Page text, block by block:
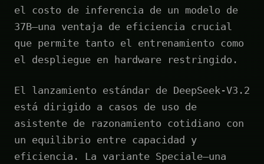
el costo de inferencia de un modelo de
37B—una ventaja de eficiencia crucial
que permite tanto el entrenamiento como
el despliegue en hardware restringido.
El lanzamiento estándar de DeepSeek-V3.2
está dirigido a casos de uso de
asistente de razonamiento cotidiano con
un equilibrio entre capacidad y
eficiencia. La variante Speciale—una